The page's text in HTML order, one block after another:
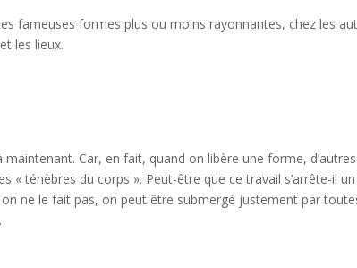
fameuses formes plus ou moins rayonnantes, chez les
les lieux.
maintenant. Car, en fait, quand on libère une forme, d’autres
ténèbres du corps ». Peut-être que ce travail s’arrête-il un
ne le fait pas, on peut être submergé justement par